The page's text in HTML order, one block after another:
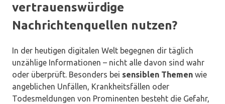
vertrauenswürdige
Nachrichtenquellen nutzen?
In der heutigen digitalen Welt begegnen dir täglich
unzählige Informationen – nicht alle davon sind wahr
oder überprüft. Besonders bei sensiblen Themen wie
angeblichen Unfällen, Krankheitsfällen oder
Todesmeldungen von Prominenten besteht die Gefahr,